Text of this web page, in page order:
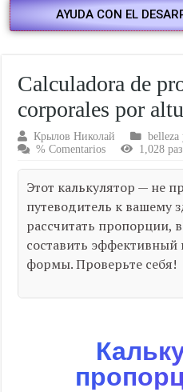
AYUDA CON EL
Calculadora de
corporales por
Крылов Николай belleza
% Comentarios
1,028
Этот калькулятор — не
путеводитель к вашему
рассчитать пропорции,
составить
формы. Проверьте себя!